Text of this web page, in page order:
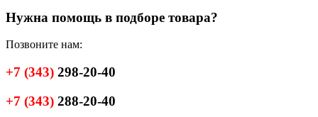
Нужна помощь в подборе товара?
Позвоните нам:
+7 (343) 298-20-40
+7 (343) 288-20-40